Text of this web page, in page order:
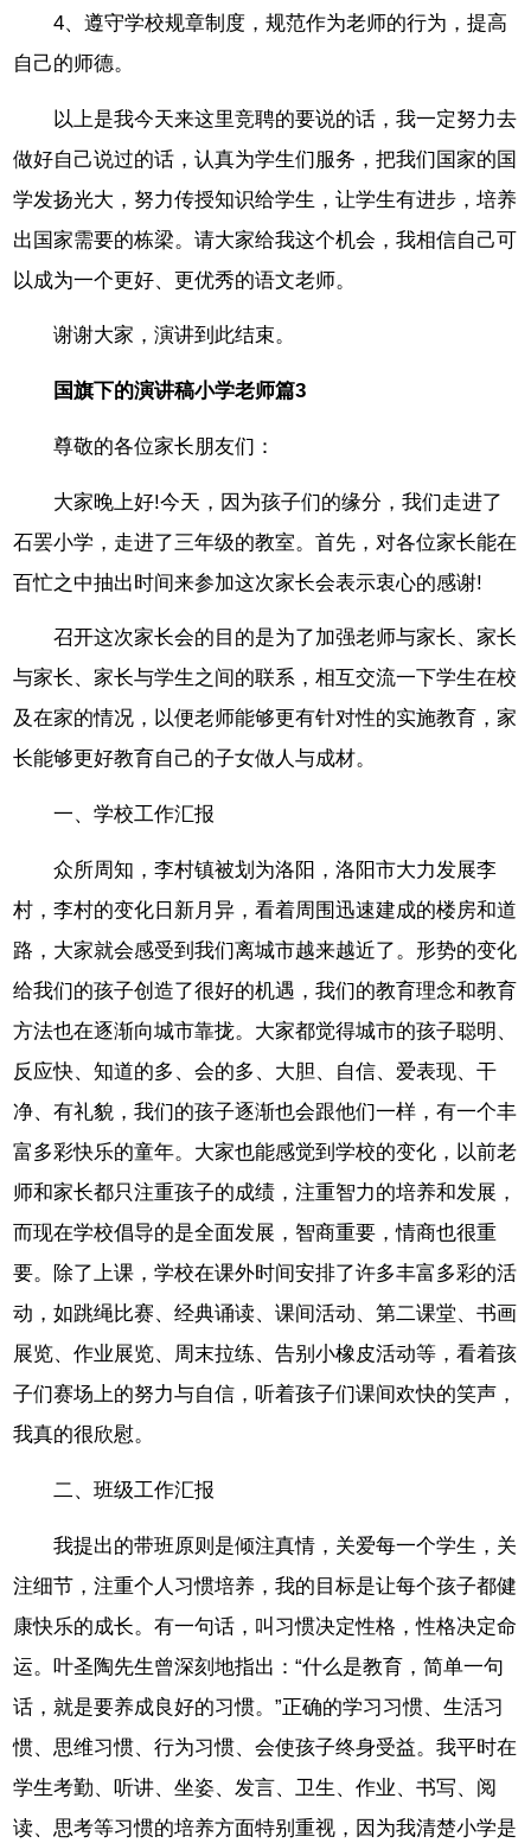
4、遵守学校规章制度，规范作为老师的行为，提高
自己的师德。
以上是我今天来这里竞聘的要说的话，我一定努力去
做好自己说过的话，认真为学生们服务，把我们国家的国
学发扬光大，努力传授知识给学生，让学生有进步，培养
出国家需要的栋梁。请大家给我这个机会，我相信自己可
以成为一个更好、更优秀的语文老师。
谢谢大家，演讲到此结束。
国旗下的演讲稿小学老师篇3
尊敬的各位家长朋友们：
大家晚上好!今天，因为孩子们的缘分，我们走进了
石罢小学，走进了三年级的教室。首先，对各位家长能在
百忙之中抽出时间来参加这次家长会表示衷心的感谢!
召开这次家长会的目的是为了加强老师与家长、家长
与家长、家长与学生之间的联系，相互交流一下学生在校
及在家的情况，以便老师能够更有针对性的实施教育，家
长能够更好教育自己的子女做人与成材。
一、学校工作汇报
众所周知，李村镇被划为洛阳，洛阳市大力发展李
村，李村的变化日新月异，看着周围迅速建成的楼房和道
路，大家就会感受到我们离城市越来越近了。形势的变化
给我们的孩子创造了很好的机遇，我们的教育理念和教育
方法也在逐渐向城市靠拢。大家都觉得城市的孩子聪明、
反应快、知道的多、会的多、大胆、自信、爱表现、干
净、有礼貌，我们的孩子逐渐也会跟他们一样，有一个丰
富多彩快乐的童年。大家也能感觉到学校的变化，以前老
师和家长都只注重孩子的成绩，注重智力的培养和发展，
而现在学校倡导的是全面发展，智商重要，情商也很重
要。除了上课，学校在课外时间安排了许多丰富多彩的活
动，如跳绳比赛、经典诵读、课间活动、第二课堂、书画
展览、作业展览、周末拉练、告别小橡皮活动等，看着孩
子们赛场上的努力与自信，听着孩子们课间欢快的笑声，
我真的很欣慰。
二、班级工作汇报
我提出的带班原则是倾注真情，关爱每一个学生，关
注细节，注重个人习惯培养，我的目标是让每个孩子都健
康快乐的成长。有一句话，叫习惯决定性格，性格决定命
运。叶圣陶先生曾深刻地指出：“什么是教育，简单一句
话，就是要养成良好的习惯。”正确的学习习惯、生活习
惯、思维习惯、行为习惯、会使孩子终身受益。我平时在
学生考勤、听讲、坐姿、发言、卫生、作业、书写、阅
读、思考等习惯的培养方面特别重视，因为我清楚小学是